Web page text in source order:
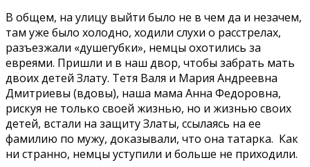
В общем, на улицу выйти было не в чем да и незачем,
там уже было холодно, ходили слухи о расстрелах,
разъезжали «душегубки», немцы охотились за
евреями. Пришли и в наш двор, чтобы забрать мать
двоих детей Злату. Тетя Валя и Мария Андреевна
Дмитриевы (вдовы), наша мама Анна Федоровна,
рискуя не только своей жизнью, но и жизнью своих
детей, встали на защиту Златы, ссылаясь на ее
фамилию по мужу, доказывали, что она татарка. Как
ни странно, немцы уступили и больше не приходили.